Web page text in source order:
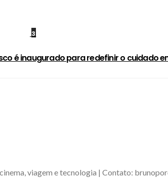
3
é inaugurado para redefinir o cuidado
viagem e tecnologia | Contato: